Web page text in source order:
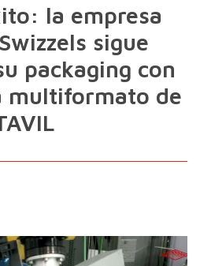
la empresa
sigue
packaging con
multiformato de